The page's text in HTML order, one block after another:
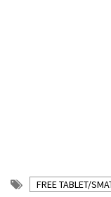
FREE TABLET/